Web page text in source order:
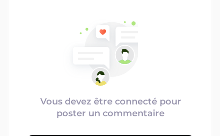
Vous devez être connecté pour
poster un commentaire